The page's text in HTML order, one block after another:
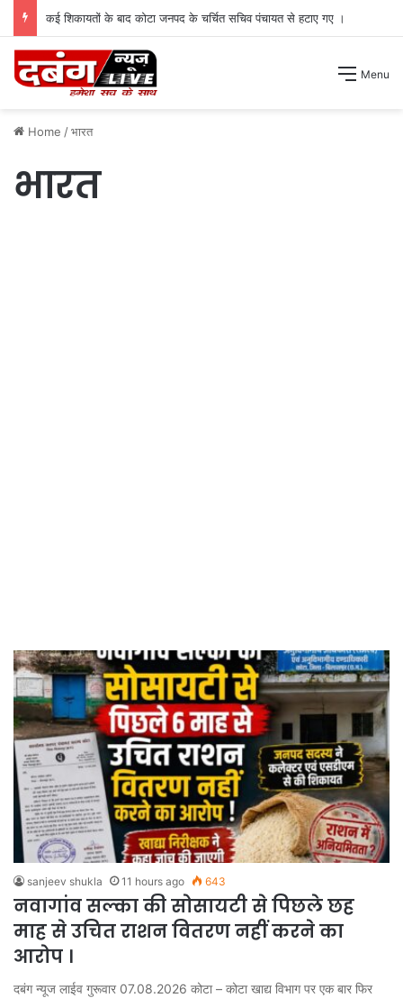
Menu
Home /भारत
भारत
sanjeev shukla 11 hours ago 643
नवागांव सल्का की सोसायटी से पिछले छह
माह से उचित राशन वितरण नहीं करने का
आरोप ।
दबंग न्यूज लाईव गुरूवार 07.08.2026 कोटा – कोटा खाद्य विभाग पर एक बार फिर